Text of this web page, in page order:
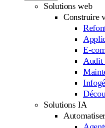
Solutions web
Construire
E-
Audit
Solutions IA